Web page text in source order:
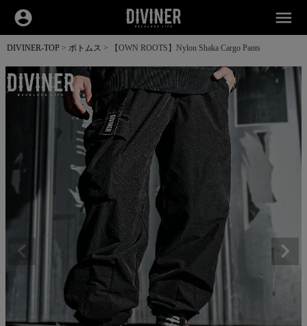
account_circle menu
DIVINER-TOP ボトムス 【OWN ROOTS】Nylon Shaka Cargo Pants